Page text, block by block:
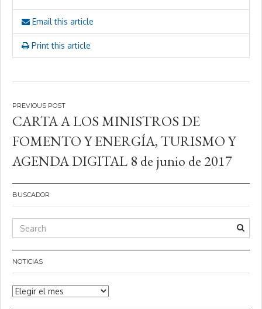
Email this article
Print this article
Navegación
de
entradas
CARTA A LOS MINISTROS DE
FOMENTO Y ENERGÍA, TURISMO Y
AGENDA DIGITAL 8 de junio de 2017
BUSCADOR
NOTICIAS
Noticias